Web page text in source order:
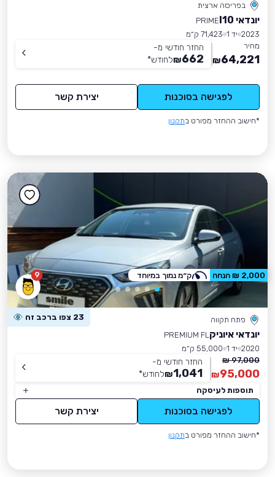
בפריסה ארצית
יונדאי I10
PRIME
2023 יד 1
71,423 ק״מ
מחיר
64,221
₪
החזר חודשי מ-
662
₪לחודש*
לפגישה בסוכנות יצירת קשר
*חישוב ההחזר מפורט בתקנון
9
פתח תקווה 23 צפו ברכב זה
יונדאי איוניק PREMIUM FL
2020 יד 1
55,000 ק״מ
97,000 ₪
95,000
₪
החזר חודשי מ-
1,041
₪לחודש*
תוספות לעיסקה
לפגישה בסוכנות יצירת קשר
*חישוב ההחזר מפורט בתקנון
2,000 ₪ הנחה ק״מ נמוך במיוחד